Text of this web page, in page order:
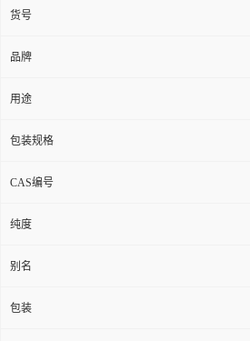
货号
品牌
用途
包装规格
CAS编号
纯度
别名
包装